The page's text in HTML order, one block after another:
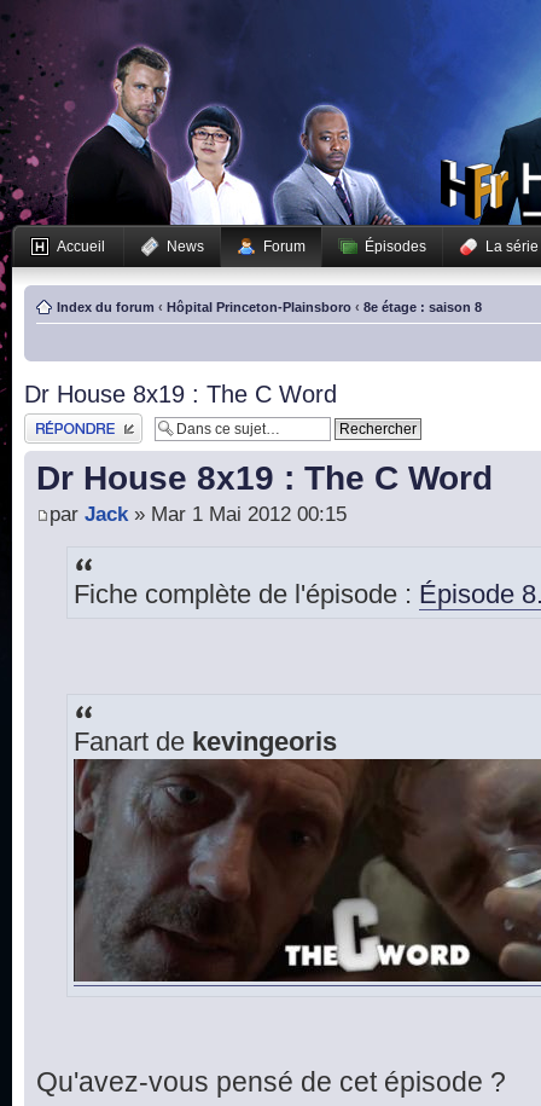
Accueil News Forum Épisodes La série
Index du forum ‹ Hôpital Princeton-Plainsboro ‹ 8e étage : saison 8
Dr House 8x19 : The C Word
Publier une réponse
Dr House 8x19 : The C Word
par Jack» Mar 1 Mai 2012 00:15
Fiche complète de l'épisode : Épisode
Fanart de kevingeoris
Qu'avez-vous pensé de cet épisode ?